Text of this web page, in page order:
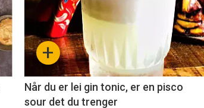
nå
-
+
Når du er lei gin tonic, er en pisco
sour det du trenger